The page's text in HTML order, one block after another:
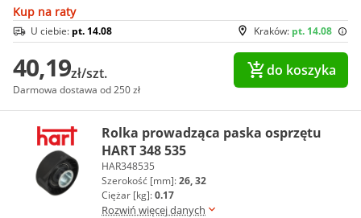
Kup na raty
Kraków: pt. 14.08
U ciebie: pt. 14.08
40,19zł/szt.
Darmowa dostawa od 250 zł
do koszyka
Rolka prowadząca paska osprzętu
HART 348 535
HAR348535
Szerokość [mm]:26, 32
Ciężar [kg]:0.17
Rozwiń więcej danych